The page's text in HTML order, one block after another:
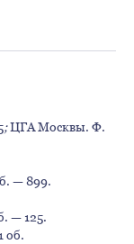
;ЦГА Москвы. Ф.
— 899.
— 125.
об.